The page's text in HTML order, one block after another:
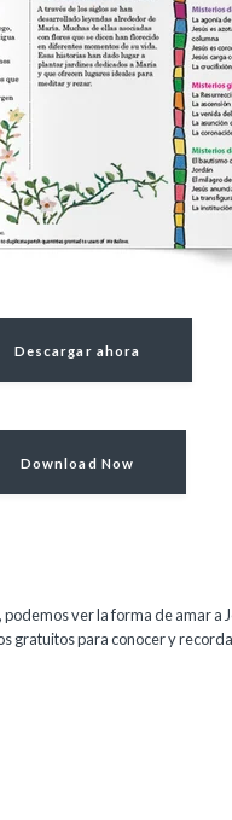
Descargar ahora
Download Now
ver la forma de amar a
gratuitos para conocer y